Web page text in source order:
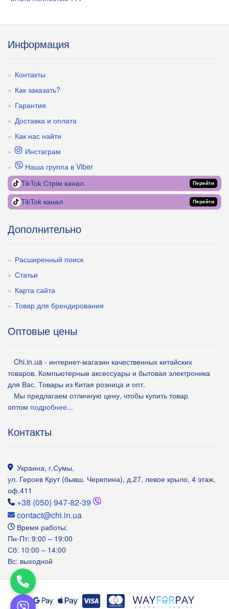
Информация
Контакты
Как заказать?
Гарантия
Доставка и оплата
Как нас найти
Инстаграм
Наша группа в Viber
TikTok Стрім канал Перейти
TikTok канал Перейти
Дополнительно
Расширенный поиск
Статьи
Карта сайта
Товар для брендирования
Оптовые цены
Chi.in.ua - интернет-магазин качественных китайских
товаров. Компьютерные аксессуары и бытовая электроника
для Вас. Товары из Китая розница и опт.
Мы предлагаем отличную цену, чтобы купить товар
оптом подробнее...
Контакты
Украина, г.Сумы,
ул. Героев Крут (бывш. Черепина), д.27, левое крыло, 4 этаж,
оф.411
+38 (050) 947-82-39
contact@chi.in.ua
Время работы:
Пн-Пт: 9:00 – 19:00
Сб: 10:00 – 14:00
Вс: выходной